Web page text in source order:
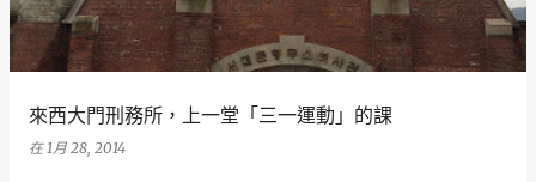
來西大門刑務所，上一堂「三一運動」的課
在1月 28, 2014